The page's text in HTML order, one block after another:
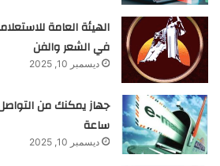
الهيئة العامة
في الشعر والفن
ديسمبر 10, 2025
ساعة
ديسمبر 10, 2025